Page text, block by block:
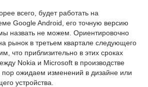
всего, будет работать на
Google Android, его точную версию
назвать не можем. Ориентировочно
рынок в третьем квартале следующего
что приблизительно в этих сроках
Nokiа и Microsoft в производстве
ожидаем изменений в дизайне или
устройства.